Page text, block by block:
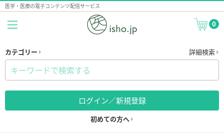
医学・医療の電子コンテンツ配信サービス
0
カテゴリー 詳細検索
ログイン／新規登録
初めての方へ